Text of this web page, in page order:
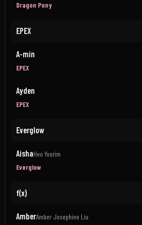
Dragon Pony
EPEX
A-min
EPEX
Ayden
EPEX
Everglow
AishaHeo Yoorim
Everglow
f(x)
AmberAmber Josephine Liu